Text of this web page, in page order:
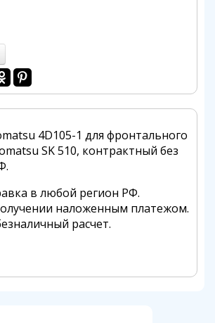
4D105-1 для фронтального
SK 510, контрактный без
в любой регион РФ.
наложенным платежом.
расчет.